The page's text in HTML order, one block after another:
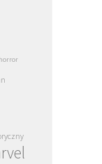
horror